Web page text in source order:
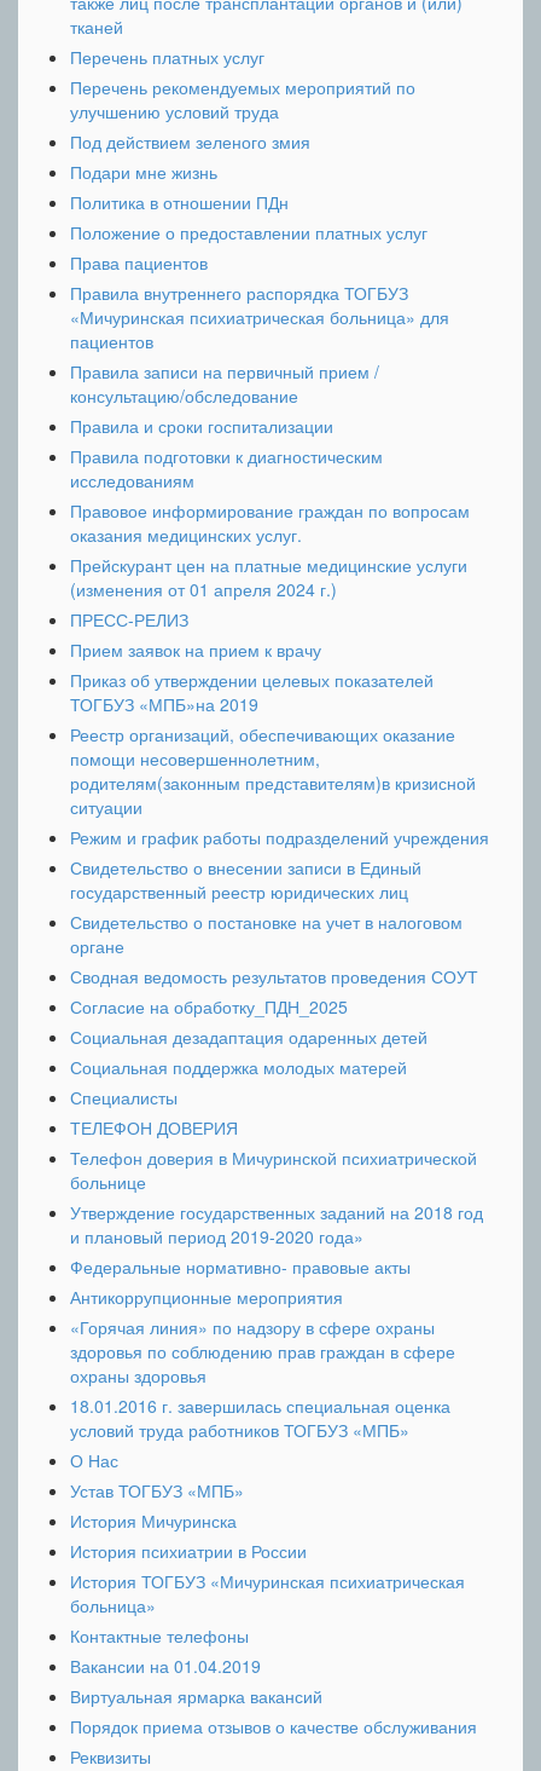
тканей
Перечень платных услуг
Перечень рекомендуемых мероприятий по
улучшению условий труда
Под действием зеленого змия
Подари мне жизнь
Политика в отношении ПДн
Положение о предоставлении платных услуг
Права пациентов
Правила внутреннего распорядка ТОГБУЗ
«Мичуринская психиатрическая больница» для
пациентов
Правила записи на первичный прием /
консультацию/обследование
Правила и сроки госпитализации
Правила подготовки к диагностическим
исследованиям
Правовое информирование граждан по вопросам
оказания медицинских услуг.
Прейскурант цен на платные медицинские услуги
(изменения от 01 апреля 2024 г.)
ПРЕСС-РЕЛИЗ
Прием заявок на прием к врачу
Приказ об утверждении целевых показателей
ТОГБУЗ «МПБ»на 2019
Реестр организаций, обеспечивающих оказание
помощи несовершеннолетним,
родителям(законным представителям)в кризисной
ситуации
Режим и график работы подразделений учреждения
Свидетельство о внесении записи в Единый
государственный реестр юридических лиц
Свидетельство о постановке на учет в налоговом
органе
Сводная ведомость результатов проведения СОУТ
Согласие на обработку_ПДН_2025
Социальная дезадаптация одаренных детей
Социальная поддержка молодых матерей
Специалисты
ТЕЛЕФОН ДОВЕРИЯ
Телефон доверия в Мичуринской психиатрической
больнице
Утверждение государственных заданий на 2018 год
и плановый период 2019-2020 года»
Федеральные нормативно- правовые акты
Антикоррупционные мероприятия
«Горячая линия» по надзору в сфере охраны
здоровья по соблюдению прав граждан в сфере
охраны здоровья
18.01.2016 г. завершилась специальная оценка
условий труда работников ТОГБУЗ «МПБ»
О Нас
Устав ТОГБУЗ «МПБ»
История Мичуринска
История психиатрии в России
История ТОГБУЗ «Мичуринская психиатрическая
больница»
Контактные телефоны
Вакансии на 01.04.2019
Виртуальная ярмарка вакансий
Порядок приема отзывов о качестве обслуживания
Реквизиты